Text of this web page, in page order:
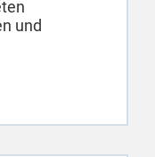
und